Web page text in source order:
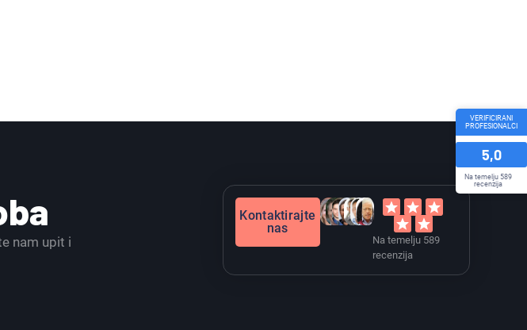
nam upit i
Kontaktirajte
nas
Na temelju 589
recenzija
VERIFICIRANI
PROFESIONALCI
5,0
Na temelju 589
recenzija